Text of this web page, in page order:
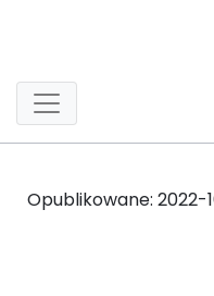
Opublikowane: 2022-